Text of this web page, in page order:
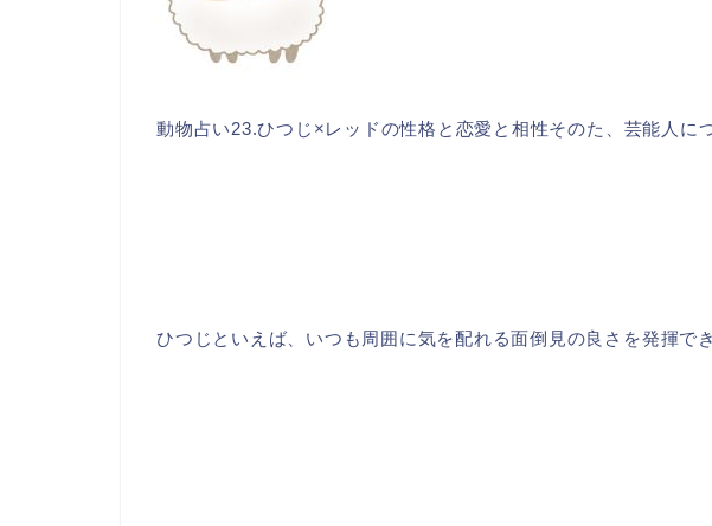
動物占い23.ひつじ×レッドの性格と恋愛と相性そのた、芸能人に
ひつじといえば、いつも周囲に気を配れる面倒見の良さを発揮で